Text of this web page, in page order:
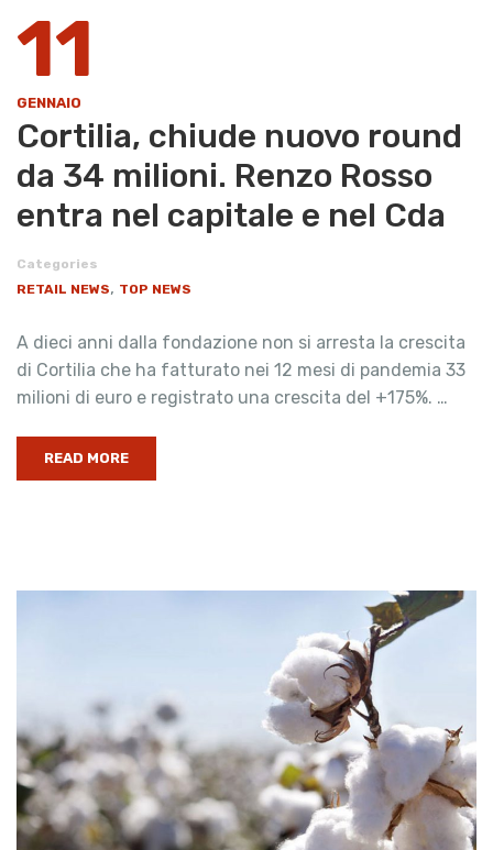
11
GENNAIO
Cortilia, chiude nuovo round
da 34 milioni. Renzo Rosso
entra nel capitale e nel Cda
Categories
RETAIL NEWS, TOP NEWS
A dieci anni dalla fondazione non si arresta la crescita
di Cortilia che ha fatturato nei 12 mesi di pandemia 33
milioni di euro e registrato una crescita del +175%. …
READ MORE